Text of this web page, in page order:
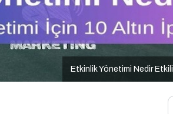
Etkinlik Yönetimi Nedir